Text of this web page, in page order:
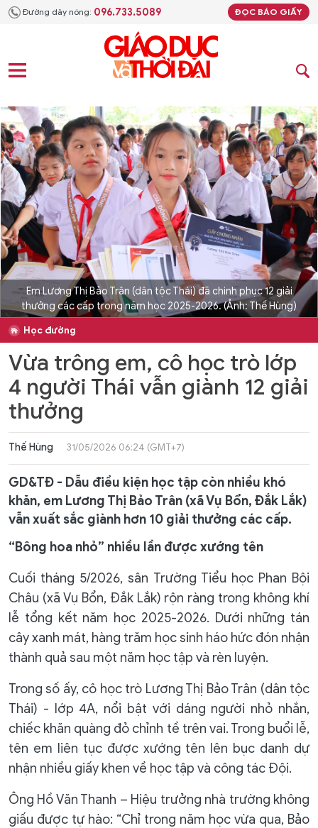
Đường dây nóng: 096.733.5089 ĐỌC BÁO GIẤY
Em Lương Thị Bảo Trân (dân tộc Thái) đã chinh phục 12 giải
thưởng các cấp trong năm học 2025-2026. (Ảnh: Thế Hùng)
Học đường
Vừa trông em, cô học trò lớp
4 người Thái vẫn giành 12 giải
thưởng
Thế Hùng 31/05/2026 06:24 (GMT+7)
GD&TĐ - Dẫu điều kiện học tập còn nhiều khó
khăn, em Lương Thị Bảo Trân (xã Vụ Bổn, Đắk Lắk)
vẫn xuất sắc giành hơn 10 giải thưởng các cấp.
“Bông hoa nhỏ” nhiều lần được xướng tên
Cuối tháng 5/2026, sân Trường Tiểu học Phan Bội
Châu (xã Vụ Bổn, Đắk Lắk) rộn ràng trong không khí
lễ tổng kết năm học 2025-2026. Dưới những tán
cây xanh mát, hàng trăm học sinh háo hức đón nhận
thành quả sau một năm học tập và rèn luyện.
Trong số ấy, cô học trò Lương Thị Bảo Trân (dân tộc
Thái) - lớp 4A, nổi bật với dáng người nhỏ nhắn,
chiếc khăn quàng đỏ chỉnh tề trên vai. Trong buổi lễ,
tên em liên tục được xướng tên lên bục danh dự
nhận nhiều giấy khen về học tập và công tác Đội.
Ông Hồ Văn Thanh – Hiệu trưởng nhà trường không
giấu được tự hào: “Chỉ trong năm học vừa qua, Bảo